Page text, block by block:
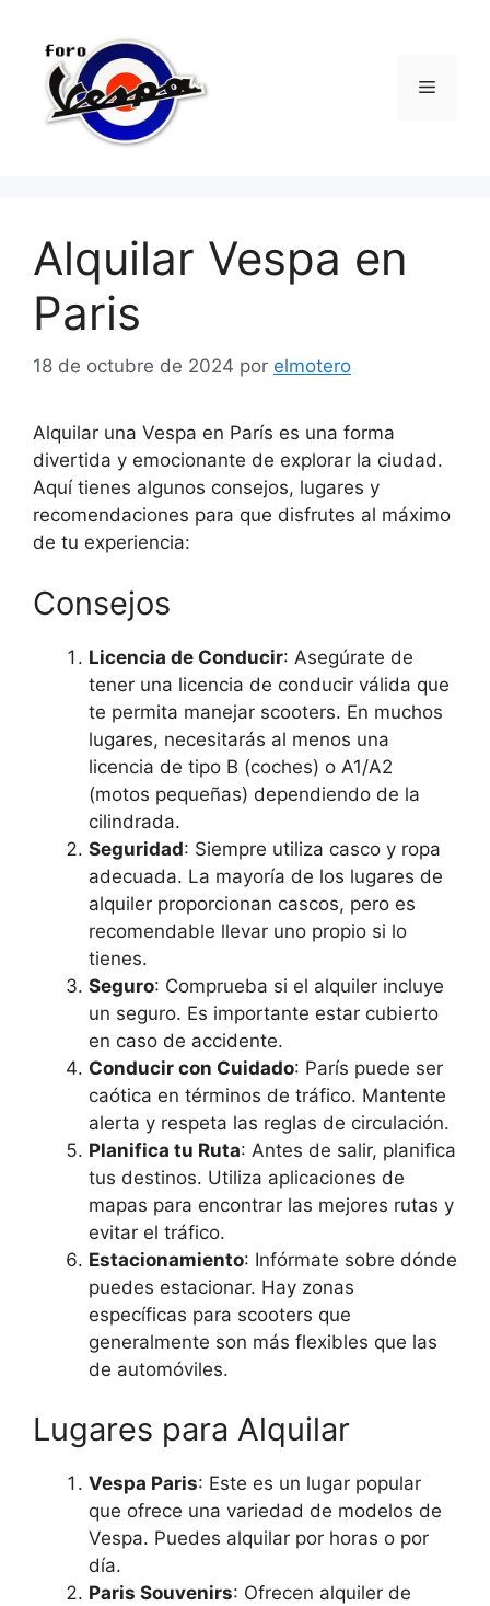
contenido
Menú
Alquilar Vespa en
Paris
18 de octubre de 2024 por elmotero
Alquilar una Vespa en París es una forma
divertida y emocionante de explorar la ciudad.
Aquí tienes algunos consejos, lugares y
recomendaciones para que disfrutes al máximo
de tu experiencia:
Consejos
Licencia de Conducir: Asegúrate de
tener una licencia de conducir válida que
te permita manejar scooters. En muchos
lugares, necesitarás al menos una
licencia de tipo B (coches) o A1/A2
(motos pequeñas) dependiendo de la
cilindrada.
Seguridad: Siempre utiliza casco y ropa
adecuada. La mayoría de los lugares de
alquiler proporcionan cascos, pero es
recomendable llevar uno propio si lo
tienes.
Seguro: Comprueba si el alquiler incluye
un seguro. Es importante estar cubierto
en caso de accidente.
Conducir con Cuidado: París puede ser
caótica en términos de tráfico. Mantente
alerta y respeta las reglas de circulación.
Planifica tu Ruta: Antes de salir, planifica
tus destinos. Utiliza aplicaciones de
mapas para encontrar las mejores rutas y
evitar el tráfico.
Estacionamiento: Infórmate sobre dónde
puedes estacionar. Hay zonas
específicas para scooters que
generalmente son más flexibles que las
de automóviles.
Lugares para Alquilar
Vespa Paris: Este es un lugar popular
que ofrece una variedad de modelos de
Vespa. Puedes alquilar por horas o por
día.
Paris Souvenirs: Ofrecen alquiler de